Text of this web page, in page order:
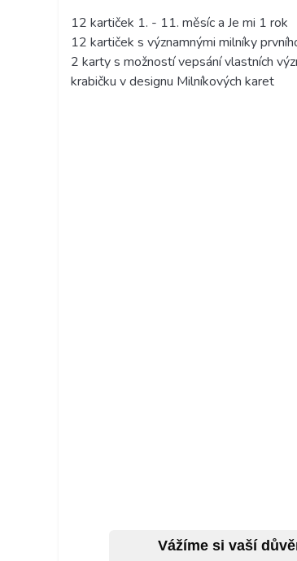
Vážíme si vaší
12 kartiček 1. - 11. měsíc a Je mi 1 rok
12 kartiček s významnými milníky
2 karty s možností vepsání vlastních
krabičku v designu Milníkových karet